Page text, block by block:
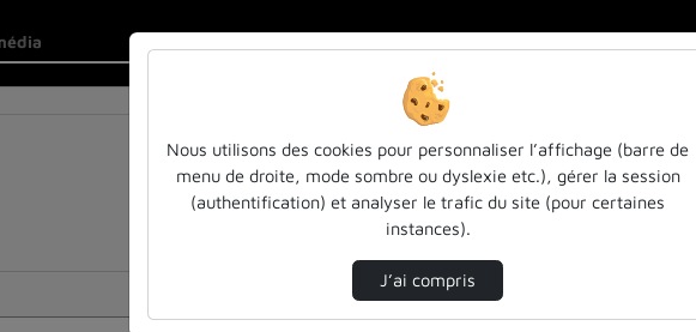
Nous utilisons des cookies pour personnaliser l’affichage (barre de
menu de droite, mode sombre ou dyslexie etc.), gérer la session
(authentification) et analyser le trafic du site (pour certaines
instances).
J’ai compris